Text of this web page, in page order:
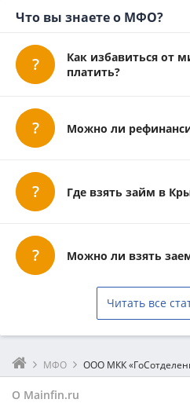
Что вы знаете о МФО?
Как избавиться от
платить?
Можно ли
Где взять займ в
Можно ли взять
Читать все
МФО ООО МКК
О Mainfin.ru